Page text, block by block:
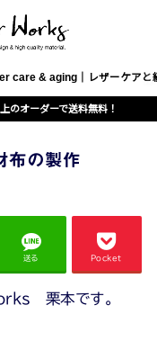
care & aging｜レザーケアと
オーダーで送料無料！
布の製作
送る Pocket
栗本です。